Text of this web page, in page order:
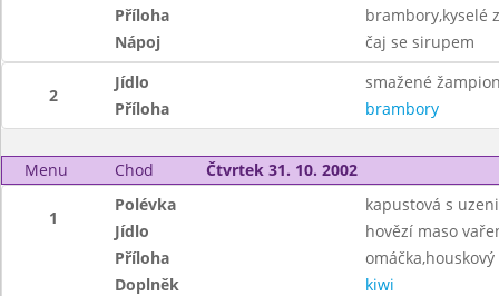
Příloha
brambory,kyselé
Nápoj
čaj se sirupem
2
Jídlo
smažené
Příloha
brambory
Menu Chod Čtvrtek 31. 10. 2002
1
Polévka
kapustová s
Jídlo
hovězí maso
Příloha
Doplněk
kiwi